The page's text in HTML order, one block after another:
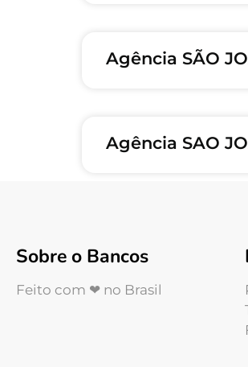
Agência SÃO
Agência SAO
Sobre o Bancos
Feito com ❤ no Brasil